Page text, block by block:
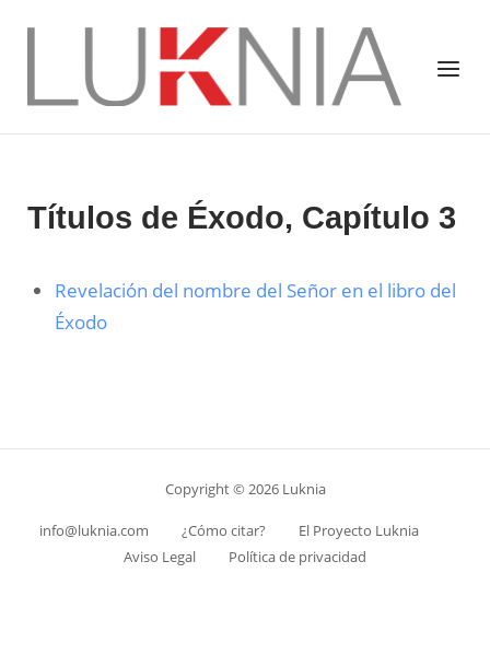
Menú
Títulos de Éxodo, Capítulo 3
Revelación del nombre del Señor en el libro del
Éxodo
Copyright © 2026 Luknia
info@luknia.com ¿Cómo citar?
El Proyecto Luknia
Aviso Legal
Política de privacidad